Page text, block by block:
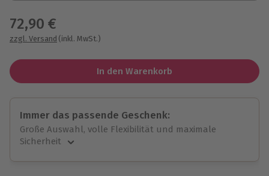
72,90 €
zzgl. Versand (inkl. MwSt.)
In den Warenkorb
Immer das passende Geschenk:
Große Auswahl, volle Flexibilität und maximale
Sicherheit